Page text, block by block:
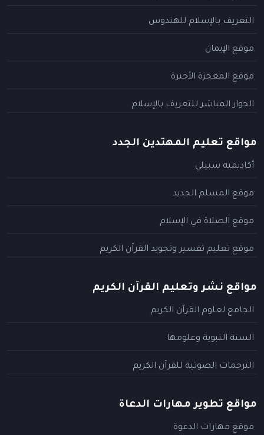
التعريف بالإسلام للهندوس
موقع الإيمان
موقع المعجزة الأخيرة
الحوار المباشر للتعريف بالإسلام
مواقع تعليم المهتدين الجدد
أكاديمية سبيلي
موقع المسلم الجديد
موقع الصلاة في الإسلام
موقع تعليم تفسير وتجويد القرآن الكريم
مواقع نشر وتعليم القرآن الكريم
الجامع لعلوم القرآن الكريم
السنة النبوية وعلومها
الترجمات الصوتية للقرآن الكريم
مواقع تطوير مهارات الدعاة
موقع مهارات الدعوة